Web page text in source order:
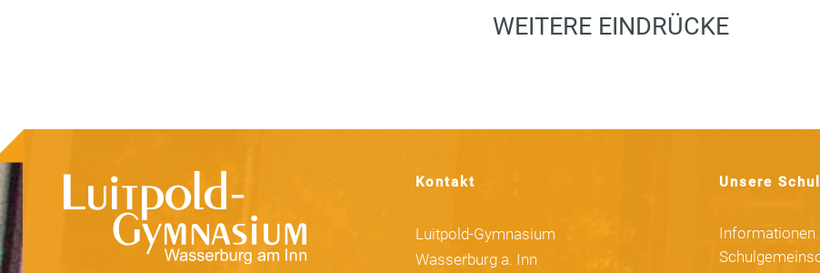
WEITERE EINDRÜCKE
Kontakt
Luitpold-Gymnasium
Wasserburg a. Inn
Unsere
Informationen